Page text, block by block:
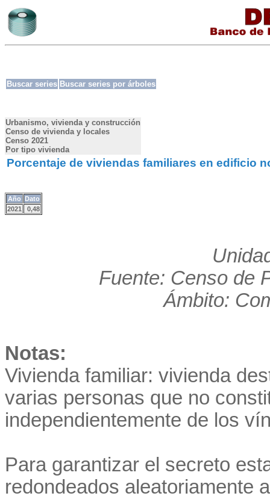
Buscar series Buscar series por árboles
Urbanismo, vivienda y construcción
Censo de vivienda y locales
Censo 2021
Por tipo vivienda
Porcentaje de viviendas familiares en edificio
Año Dato
2021
0,48
Fuente: Censo de
Ámbito:
Notas:
Vivienda familiar: vivienda
varias personas que no
independientemente de los
Para garantizar el secreto
redondeados aleatoriamente